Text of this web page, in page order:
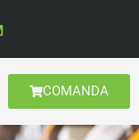
COMANDA